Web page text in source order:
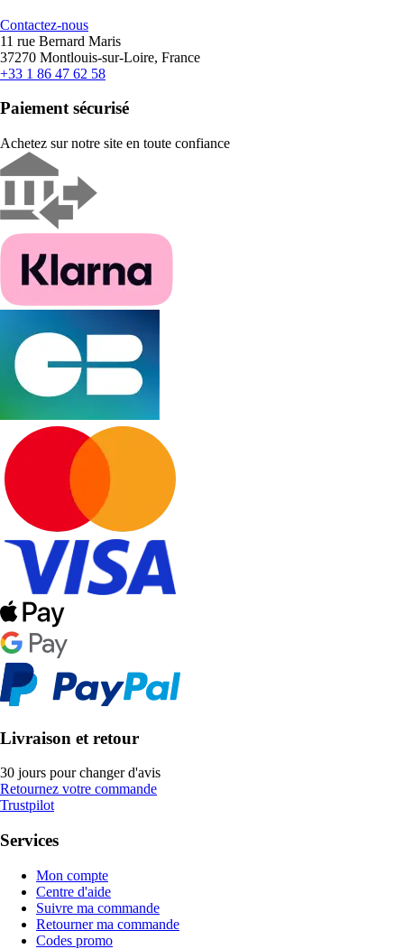
Contactez-nous
11 rue Bernard Maris
37270 Montlouis-sur-Loire, France
+33 1 86 47 62 58
Paiement sécurisé
Achetez sur notre site en toute confiance
Livraison et retour
30 jours pour changer d'avis
Retournez votre commande
Trustpilot
Services
Mon compte
Centre d'aide
Suivre ma commande
Retourner ma commande
Codes promo